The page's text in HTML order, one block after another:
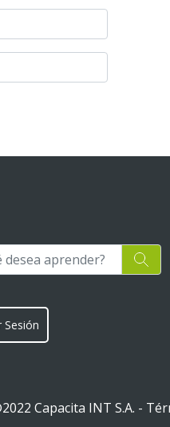
Sesión
Capacita INT S.A. -